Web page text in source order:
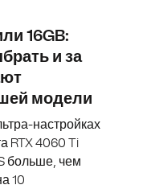
16GB:
и за
модели
настройках
RTX 4060 Ti
больше, чем
10